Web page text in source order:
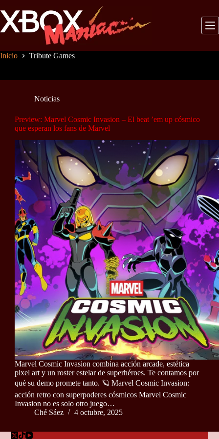
al
contenido
Inicio Tribute Games
Noticias
Preview: Marvel Cosmic Invasion – El beat ’em up cósmico
que esperan los fans de Marvel
Marvel Cosmic Invasion combina acción arcade, estética
pixel art y un roster estelar de superhéroes. Te contamos por
qué su demo promete tanto. 🪐 Marvel Cosmic Invasion:
acción retro con superpoderes cósmicos Marvel Cosmic
Invasion no es solo otro juego…
Ché Sáez
4 octubre, 2025